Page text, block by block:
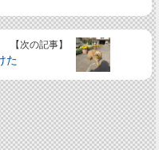
【次の記事】
た